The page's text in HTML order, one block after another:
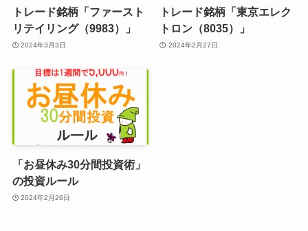
トレード銘柄「ファースト
リテイリング（9983）」
2024年3月3日
トレード銘柄「東京エレク
トロン（8035）」
2024年2月27日
「お昼休み30分間投資術」
の投資ルール
2024年2月26日